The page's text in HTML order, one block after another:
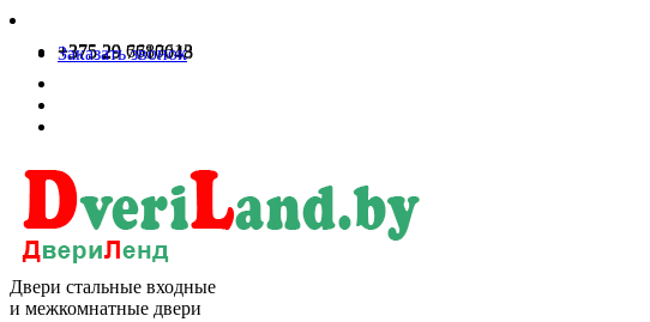
+375 29 6680613
+375 29 7717048
Заказать звонок
Двери стальные входные
и межкомнатные двери